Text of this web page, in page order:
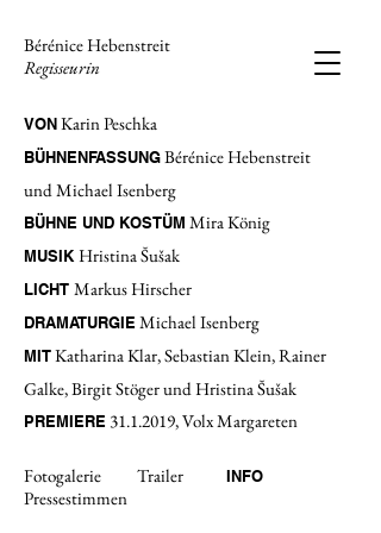
Bérénice Hebenstreit
Regisseurin
VONKarin Peschka
BÜHNENFASSUNGBérénice Hebenstreit
und Michael Isenberg
BÜHNE UND KOSTÜM Mira König
MUSIK Hristina Šušak
LICHT Markus Hirscher
DRAMATURGIE Michael Isenberg
MITKatharina Klar, Sebastian Klein, Rainer
Galke, Birgit Stöger undHristina Šušak
PREMIERE 31.1.2019, Volx Margareten
Fotogalerie Trailer INFO
Pressestimmen